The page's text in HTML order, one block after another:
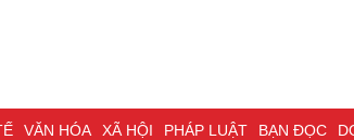
VĂN HÓA XÃ HỘI PHÁP LUẬT BẠN ĐỌC